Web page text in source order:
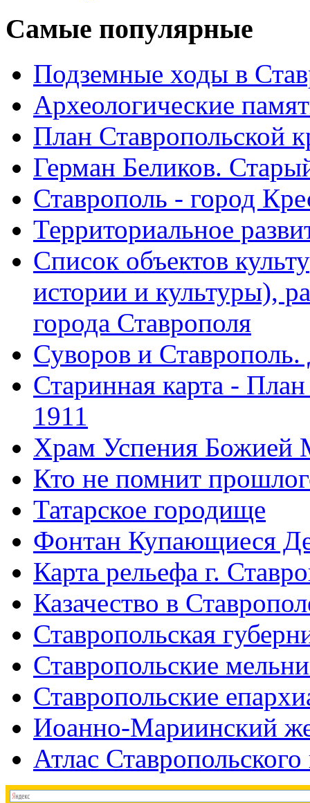
Самые популярные
Подземные ходы в
Археологические
План Ставропольской
Герман Беликов.
Ставрополь - город
Территориальное
Список объектов
истории и культуры),
города Ставрополя
Суворов и
Старинная карта -
1911
Храм Успения Божией
Кто не помнит
Татарское городище
Фонтан Купающиеся
Карта рельефа г.
Казачество в
Ставропольская
Ставропольские
Ставропольские
Иоанно-Мариинский
Атлас